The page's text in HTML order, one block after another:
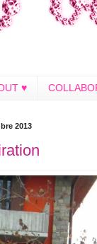
♥
2013